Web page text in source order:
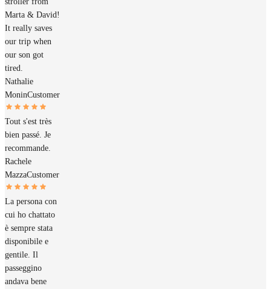
Marta & David!
It really saves
our trip when
our son got
tired.
Nathalie
MoninCustomer
Tout s'est très
bien passé. Je
recommande.
Rachele
MazzaCustomer
La persona con
cui ho chattato
è sempre stata
disponibile e
gentile. Il
passeggino
andava bene